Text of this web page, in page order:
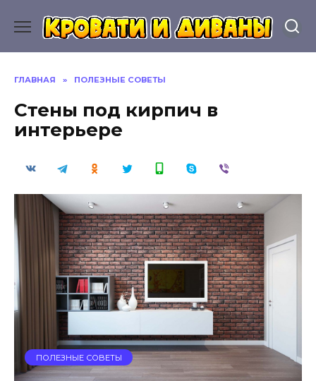
содержанию
ГЛАВНАЯ » ПОЛЕЗНЫЕ СОВЕТЫ
Стены под кирпич в
интерьере
ПОЛЕЗНЫЕ СОВЕТЫ